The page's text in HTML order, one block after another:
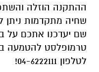
ההתקנה הוזלה
שחיה מתקדמות ניתן
שם יעדכנו אתכם על
טרמופלסט להטמעה
לטלפון 04-6222111!